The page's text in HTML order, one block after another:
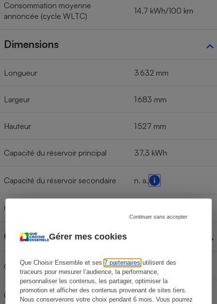
Gérer mes cookies
Que Choisir Ensemble et ses7 partenaires utilisent des
traceurs pour mesurer l’audience, la performance,
personnaliser les contenus, les partager, optimiser la
promotion et afficher des contenus provenant de sites tiers.
Nous conserverons votre choix pendant 6 mois. Vous pourrez
Continuer sans accepter
Consommation moyenne
annoncée (cycle WLTC)
14,7 kWh/100 km
Dimensions
Longueur 3 632 mm
Largeur 1 683 mm
Hauteur 1 527 mm
Capacité du réservoir principal 37,3 kWh
Capacité du réservoir secondaire n. a.
Capacité brute de la batterie
Chargement
Charge maxi toit
Charge d'appui vertical